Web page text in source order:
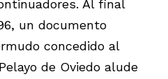
Al final
un documento
concedido al
de Oviedo alude